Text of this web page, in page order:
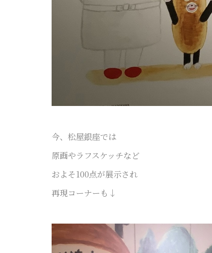
今、松屋銀座では
原画やラフスケッチなど
およそ100点が展示され
再現コーナーも↓